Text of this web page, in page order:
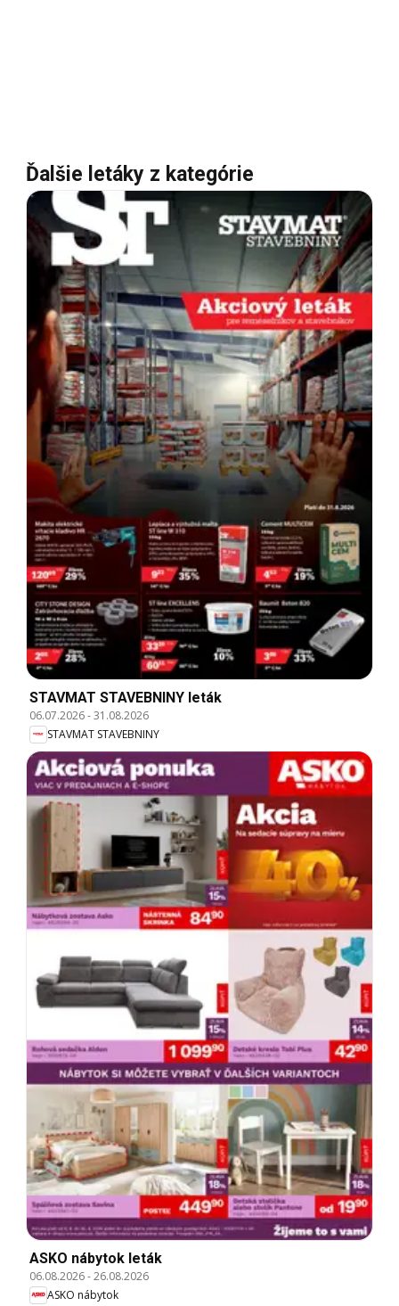
Ďalšie letáky z kategórie
STAVMAT STAVEBNINY leták
06.07.2026-31.08.2026
STAVMAT STAVEBNINY
ASKO nábytok leták
06.08.2026-26.08.2026
ASKO nábytok